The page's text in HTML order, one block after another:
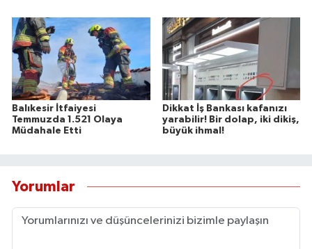
Balıkesir İtfaiyesi
Temmuzda 1.521 Olaya
Müdahale Etti
Dikkat İş Bankası kafanızı
yarabilir! Bir dolap, iki dikiş,
büyük ihmal!
Yorumlar